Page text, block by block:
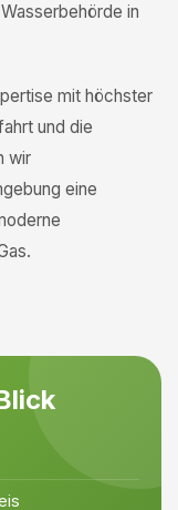
in
mit höchster
und die
wir
eine